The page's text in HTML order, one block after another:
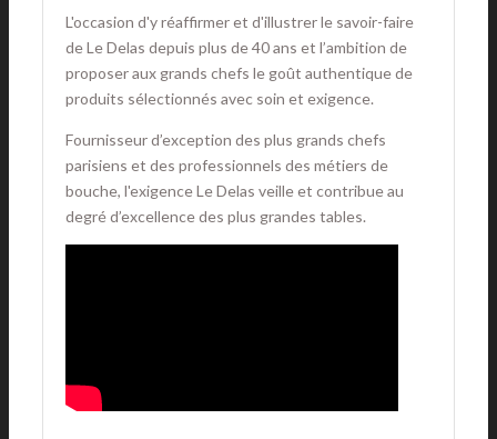
L'occasion d'y réaffirmer et d'illustrer le savoir-faire
de Le Delas depuis plus de 40 ans et l’ambition de
proposer aux grands chefs le goût authentique de
produits sélectionnés avec soin et exigence.
Fournisseur d’exception des plus grands chefs
parisiens et des professionnels des métiers de
bouche, l'exigence Le Delas veille et contribue au
degré d’excellence des plus grandes tables.